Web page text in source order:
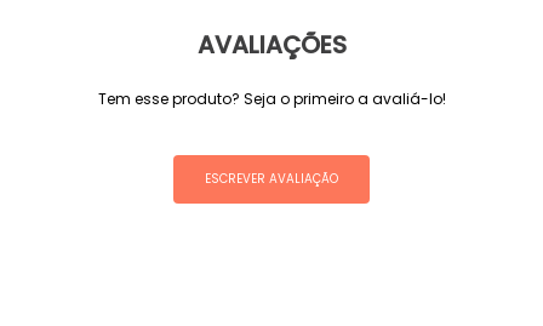
AVALIAÇÕES
Tem esse produto? Seja o primeiro a avaliá-lo!
ESCREVER AVALIAÇÃO